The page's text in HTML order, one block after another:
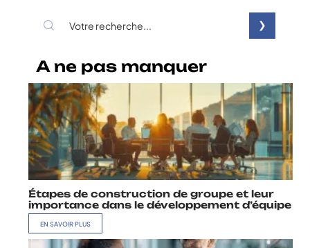
A ne pas manquer
Étapes de construction de groupe et leur
importance dans le développement d’équipe
EN SAVOIR PLUS